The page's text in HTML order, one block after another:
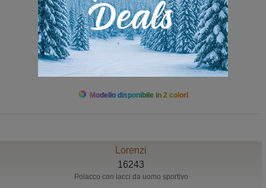
Modello disponibile in 2 colori
Lorenzi
16243
Polacco con lacci da uomo sportivo